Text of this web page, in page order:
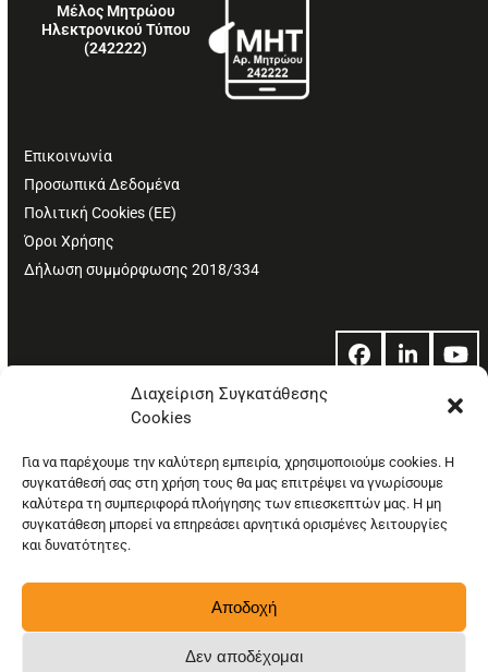
Διαχείριση Συγκατάθεσης
Cookies
Για να παρέχουμε την καλύτερη εμπειρία, χρησιμοποιούμε cookies. Η
συγκατάθεσή σας στη χρήση τους θα μας επιτρέψει να γνωρίσουμε
καλύτερα τη συμπεριφορά πλοήγησης των επιεσκεπτών μας. Η μη
συγκατάθεση μπορεί να επηρεάσει αρνητικά ορισμένες λειτουργίες
και δυνατότητες.
Αποδοχή
Δεν αποδέχομαι
Μέλος Μητρώου
Ηλεκτρονικού Τύπου
(242222)
Επικοινωνία
Προσωπικά Δεδομένα
Πολιτική Cookies (ΕΕ)
Όροι Χρήσης
Δήλωση συμμόρφωσης 2018/334
Facebook
LinkedIn
© Copyright: Ethos Media S.A.